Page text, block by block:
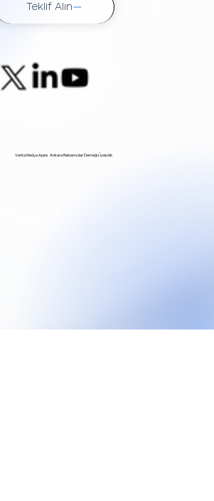
Teklif Alın
Venta Medya Ajans Ankara Reklamcılar Derneği Üyesidir.